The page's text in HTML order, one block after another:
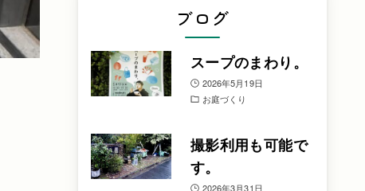
ブログ
スープのまわり。
2026年5月19日
お庭づくり
撮影利用も可能で
す。
2026年3月31日